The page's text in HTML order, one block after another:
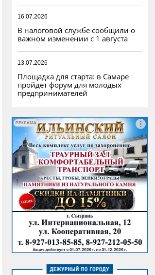
16.07.2026
В налоговой службе сообщили о
важном изменении с 1 августа
13.07.2026
Площадка для старта: в Самаре
пройдет форум для молодых
предпринимателей
РЕКЛАМА